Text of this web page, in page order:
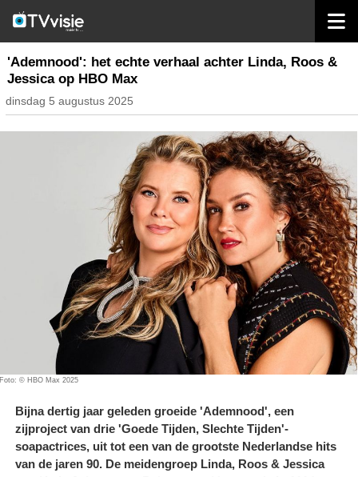
streaming
'Ademnood': het echte verhaal achter Linda, Roos &
Jessica op HBO Max
dinsdag 5 augustus 2025
Foto: © HBO Max 2025
Bijna dertig jaar geleden groeide 'Ademnood', een
zijproject van drie 'Goede Tijden, Slechte Tijden'-
soapactrices, uit tot een van de grootste Nederlandse hits
van de jaren 90. De meidengroep Linda, Roos & Jessica